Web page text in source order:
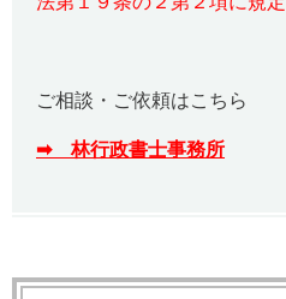
ご相談・ご依頼はこちら
➡ 林行政書士事務所